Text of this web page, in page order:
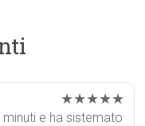
★★★★★
e ha sistemato